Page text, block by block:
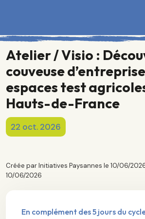
Atelier / Visio :
couveuse
espaces test
Hauts-de-France
22 oct. 2026
Créée par Initiatives Paysannes le 10/06/
10/06/2026
En complément des 5 jours du